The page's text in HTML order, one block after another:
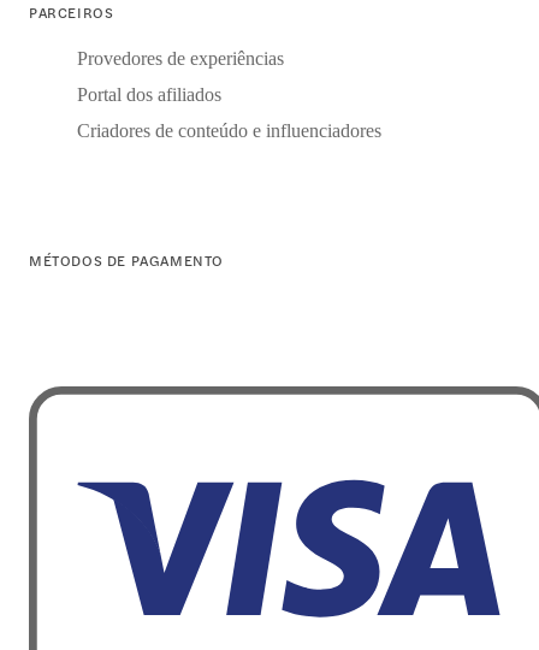
PARCEIROS
Provedores de experiências
Portal dos afiliados
Criadores de conteúdo e influenciadores
MÉTODOS DE PAGAMENTO